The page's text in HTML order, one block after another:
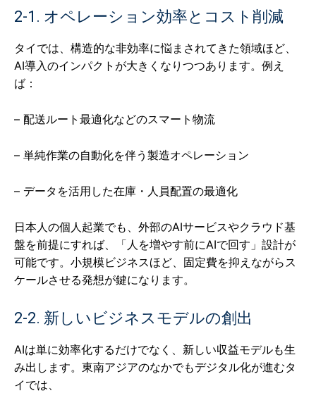
2-1. オペレーション効率とコスト削減
タイでは、構造的な非効率に悩まされてきた領域ほど、
AI導入のインパクトが大きくなりつつあります。例え
ば：
– 配送ルート最適化などのスマート物流
– 単純作業の自動化を伴う製造オペレーション
– データを活用した在庫・人員配置の最適化
日本人の個人起業でも、外部のAIサービスやクラウド基
盤を前提にすれば、「人を増やす前にAIで回す」設計が
可能です。小規模ビジネスほど、固定費を抑えながらス
ケールさせる発想が鍵になります。
2-2. 新しいビジネスモデルの創出
AIは単に効率化するだけでなく、新しい収益モデルも生
み出します。東南アジアのなかでもデジタル化が進むタ
イでは、